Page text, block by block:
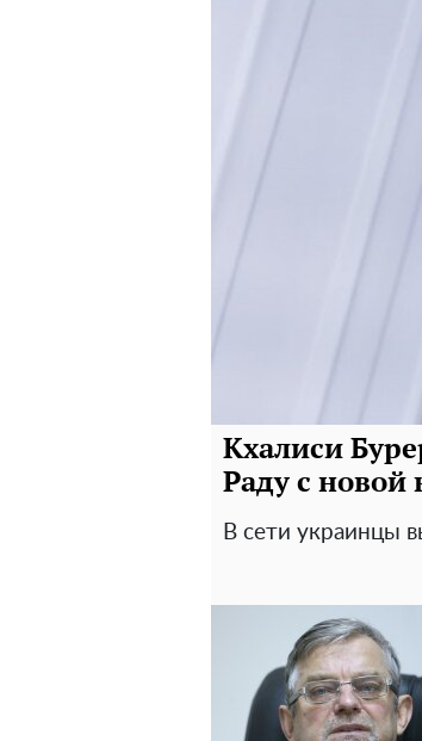
Кхалиси
Раду с новой
В сети украинцы